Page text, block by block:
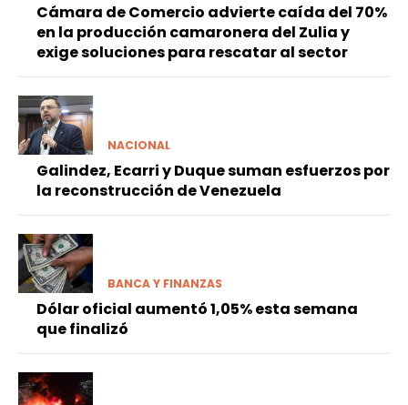
Cámara de Comercio advierte caída del 70%
en la producción camaronera del Zulia y
exige soluciones para rescatar al sector
NACIONAL
Galindez, Ecarri y Duque suman esfuerzos por
la reconstrucción de Venezuela
BANCA Y FINANZAS
Dólar oficial aumentó 1,05% esta semana
que finalizó